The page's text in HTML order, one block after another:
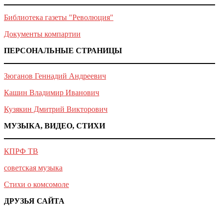
Библиотека газеты "Революция"
Документы компартии
ПЕРСОНАЛЬНЫЕ СТРАНИЦЫ
Зюганов Геннадий Андреевич
Кашин Владимир Иванович
Кузякин Дмитрий Викторович
МУЗЫКА, ВИДЕО, СТИХИ
КПРФ ТВ
советская музыка
Стихи о комсомоле
ДРУЗЬЯ САЙТА